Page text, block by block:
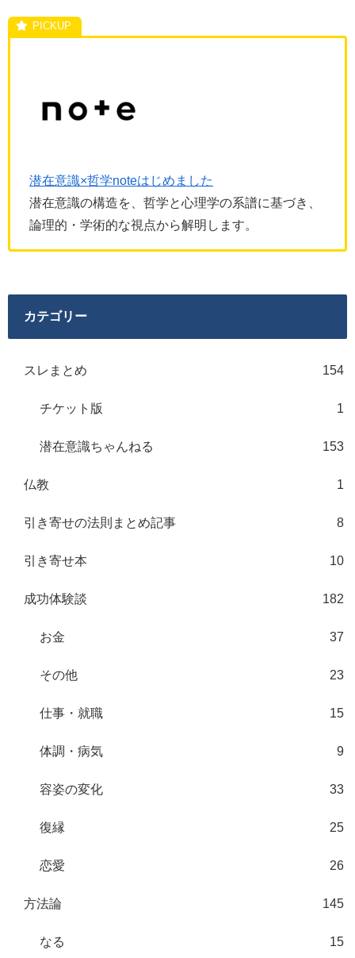
潜在意識×哲学noteはじめました
潜在意識の構造を、哲学と心理学の系譜に基づき、
論理的・学術的な視点から解明します。
カテゴリー
スレまとめ 154
チケット版 1
潜在意識ちゃんねる 153
仏教 1
引き寄せの法則まとめ記事 8
引き寄せ本 10
成功体験談 182
お金 37
その他 23
仕事・就職 15
体調・病気 9
容姿の変化 33
復縁 25
恋愛 26
方法論 145
なる 15